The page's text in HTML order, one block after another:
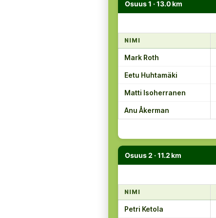
Osuus 1 · 13.0 km
NIMI
Mark Roth
Eetu Huhtamäki
Matti Isoherranen
Anu Åkerman
Osuus 2 · 11.2 km
NIMI
Petri Ketola